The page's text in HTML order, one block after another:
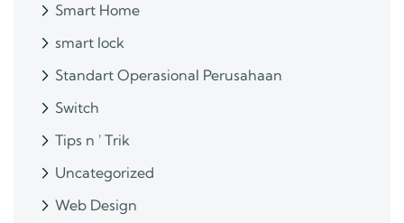
Smart Home
smart lock
Standart Operasional Perusahaan
Switch
Tips n ' Trik
Uncategorized
Web Design